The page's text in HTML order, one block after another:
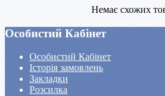
Немає схожих
Особистий Кабінет
Особистий Кабінет
Історія замовлень
Закладки
Розсилка